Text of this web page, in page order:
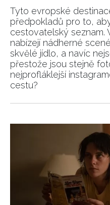
potvrzujete, že jste se
ochrany soukromí-
Vašimi údaji pracovat
vyhodnocení akce a
Chcete navíc dostávat i
informace od našich
soukromí BurdaMedia
Tyto evropské
předpokladů pro to,
cestovatelský seznam.
nabízejí nádherné
skvělé jídlo, a navíc
přestože jsou stejně
nejprofláklejší
cestu?